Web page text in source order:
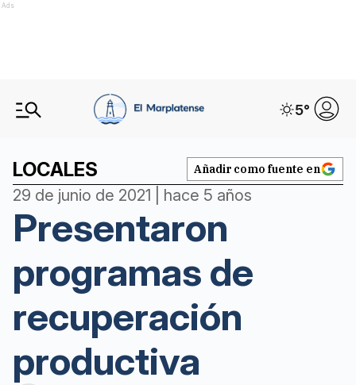
Ads
5°
LOCALES Añadir como fuente en
29 de junio de 2021 | hace 5 años
Presentaron
programas de
recuperación
productiva